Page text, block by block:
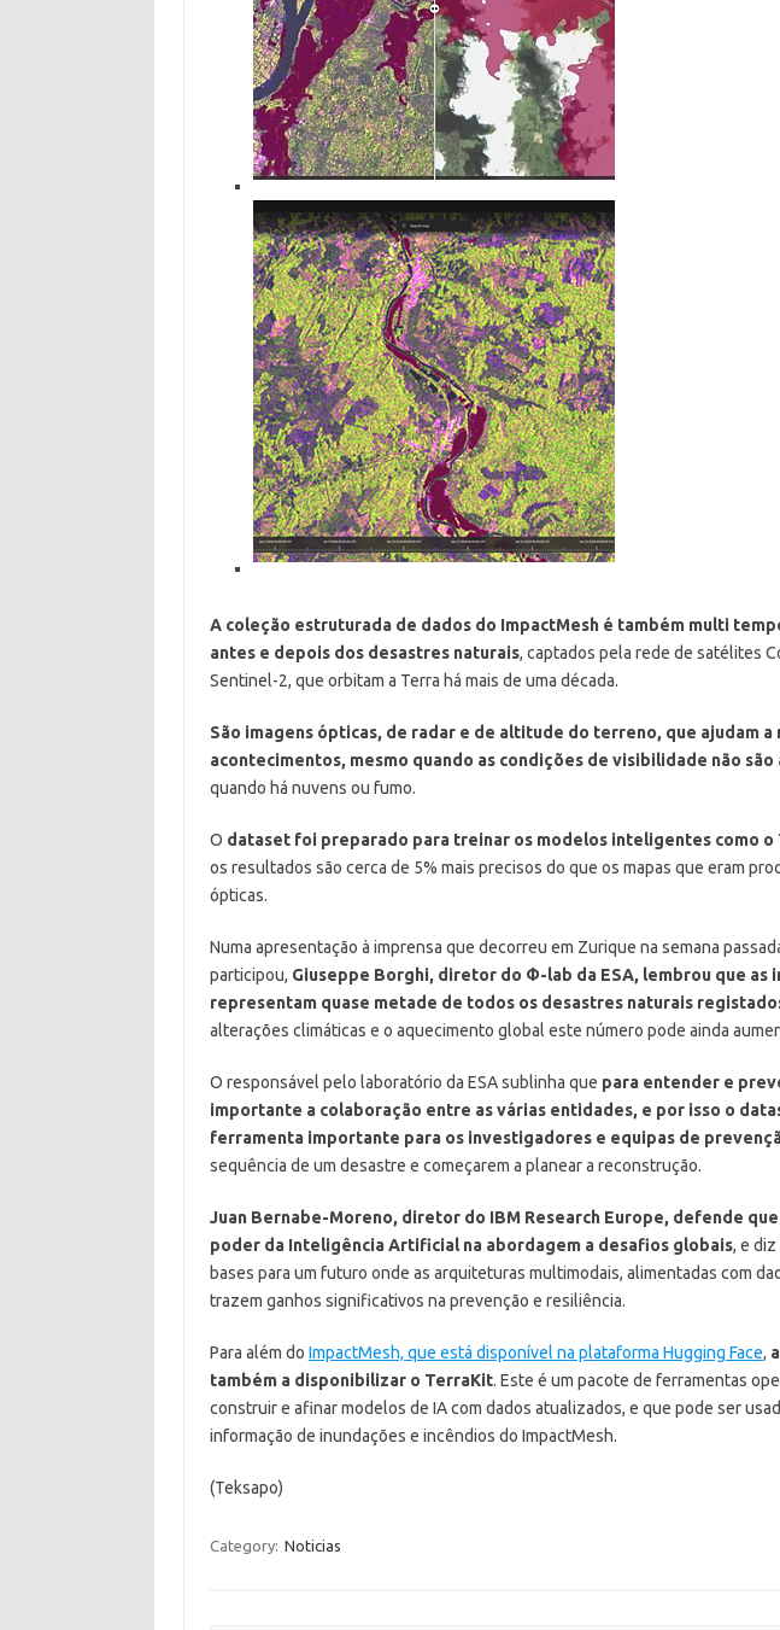
A coleção estruturada de dados do ImpactMesh é também multi
antes e depois dos desastres naturais, captados pela rede de satélites
Sentinel-2, que orbitam a Terra há mais de uma década.
São imagens ópticas, de radar e de altitude do terreno, que ajudam
acontecimentos, mesmo quando as condições de visibilidade não são
quando há nuvens ou fumo.
O dataset foi preparado para treinar os modelos inteligentes como o
os resultados são cerca de 5% mais precisos do que os mapas que eram
ópticas.
Numa apresentação à imprensa que decorreu em Zurique na semana
participou, Giuseppe Borghi, diretor do Φ-lab da ESA, lembrou que as
representam quase metade de todos os desastres naturais
alterações climáticas e o aquecimento global este número pode ainda
O responsável pelo laboratório da ESA sublinha que para entender e
importante a colaboração entre as várias entidades, e por isso o
ferramenta importante para os investigadores e equipas de
sequência de um desastre e começarem a planear a reconstrução.
Juan Bernabe-Moreno, diretor do IBM Research Europe, defende
poder da Inteligência Artificial na abordagem a desafios globais, e
bases para um futuro onde as arquiteturas multimodais, alimentadas com
trazem ganhos significativos na prevenção e resiliência.
Para além do ImpactMesh, que está disponível na plataforma Hugging Face,
também a disponibilizar o TerraKit. Este é um pacote de ferramentas
construir e afinar modelos de IA com dados atualizados, e que pode ser
informação de inundações e incêndios do ImpactMesh.
(Teksapo)
Category: Noticias